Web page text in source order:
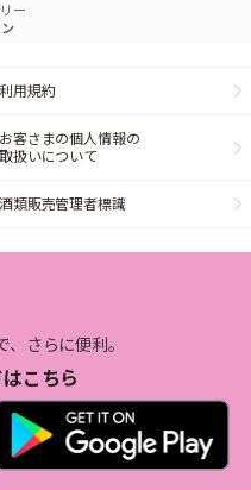
ー
利用規約
お客さまの個人情報の
取扱いについて
酒類販売管理者標識
さらに便利。
こちら